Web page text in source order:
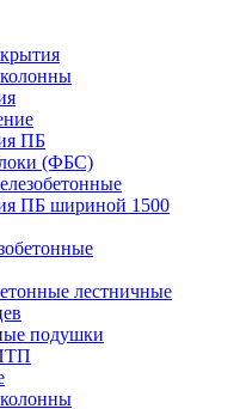
ПБ
(ФБС)
ПБ шириной 1500
лестничные
подушки